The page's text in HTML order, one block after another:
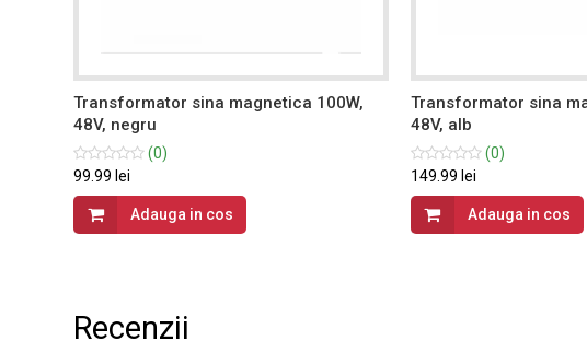
Transformator sina magnetica 100W,
48V, negru
(0)
99.99 lei
Adauga in cos
Transformator sina
48V, alb
(0)
149.99 lei
Adauga in cos
Recenzii